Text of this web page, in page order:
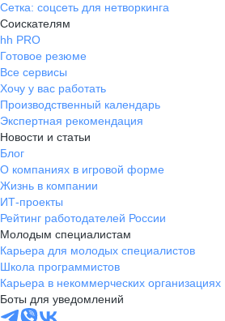
Сетка: соцсеть для нетворкинга
Соискателям
hh PRO
Готовое резюме
Все сервисы
Хочу у вас работать
Производственный календарь
Экспертная рекомендация
Новости и статьи
Блог
О компаниях в игровой форме
Жизнь в компании
ИТ-проекты
Рейтинг работодателей России
Молодым специалистам
Карьера для молодых специалистов
Школа программистов
Карьера в некоммерческих организациях
Боты для уведомлений